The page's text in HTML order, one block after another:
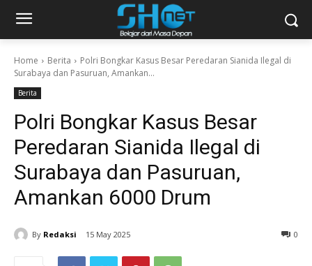
Home Berita
Polri Bongkar Kasus Besar Peredaran Sianida Ilegal di
Surabaya dan Pasuruan, Amankan...
Berita
Polri Bongkar Kasus Besar
Peredaran Sianida Ilegal di
Surabaya dan Pasuruan,
Amankan 6000 Drum
By Redaksi 15 May 2025 0